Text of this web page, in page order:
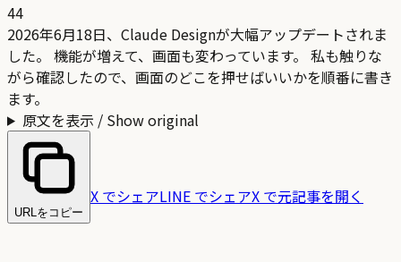
44
2026年6月18日、Claude Designが大幅アップデートされま
した。 機能が増えて、画面も変わっています。 私も触りな
がら確認したので、画面のどこを押せばいいかを順番に書き
ます。
原文を表示 / Show original
URLをコピー
X でシェアLINE でシェアX で元記事を開く